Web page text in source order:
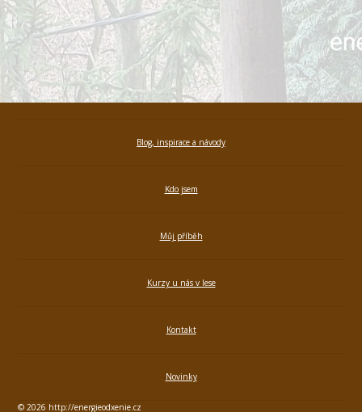
Blog, inspirace a návody
Kdo jsem
Můj příběh
Kurzy u nás v lese
Kontakt
Novinky
© 2026 http://energieodxenie.cz